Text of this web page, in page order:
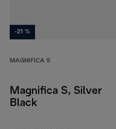
-21 %
MAGNIFICA S
Magnifica S, Silver
Black